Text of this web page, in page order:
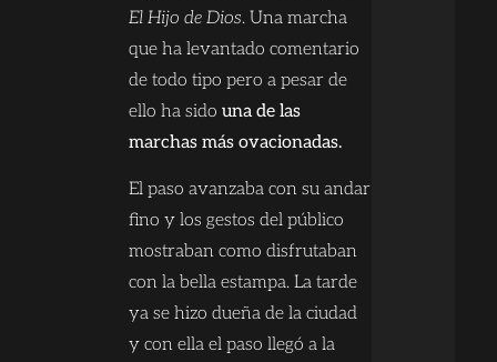
El Hijo de Dios. Una marcha
que ha levantado comentario
de todo tipo pero a pesar de
ello ha sido una de las
marchas más ovacionadas.
El paso avanzaba con su andar
fino y los gestos del público
mostraban como disfrutaban
con la bella estampa. La tarde
ya se hizo dueña de la ciudad
y con ella el paso llegó a la